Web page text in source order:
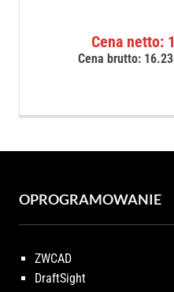
Cena netto:
Cena brutto:
OPROGRAMOWANIE
ZWCAD
DraftSight